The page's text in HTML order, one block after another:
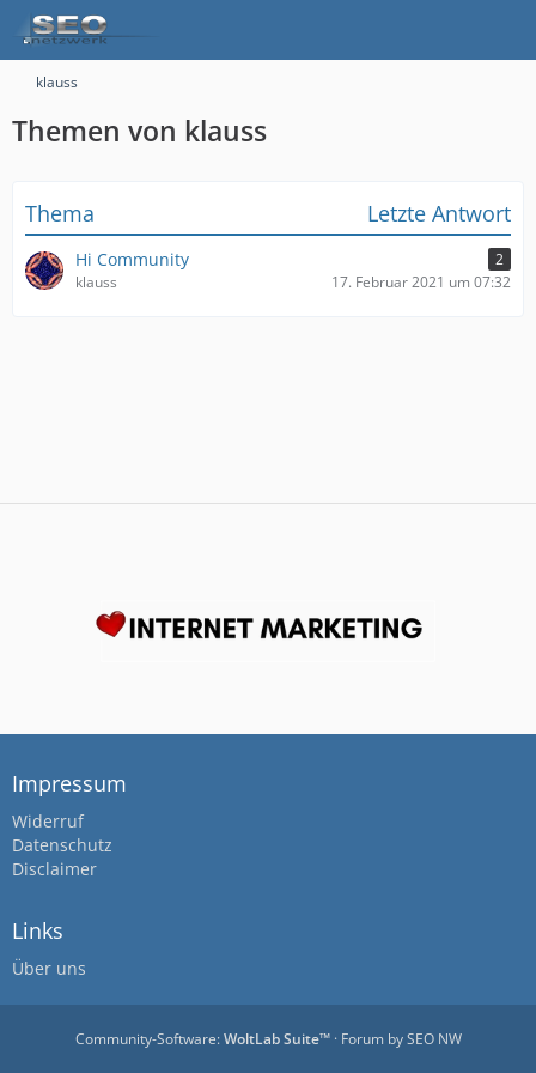
klauss
Themen von klauss
Thema Letzte Antwort
Hi Community
2
klauss
17. Februar 2021 um 07:32
Impressum
Widerruf
Datenschutz
Disclaimer
Links
Über uns
Community-Software:WoltLab Suite™· Forum bySEO NW